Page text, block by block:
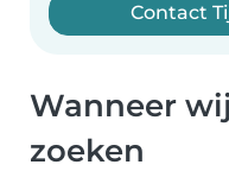
Contact
Wanneer
zoeken